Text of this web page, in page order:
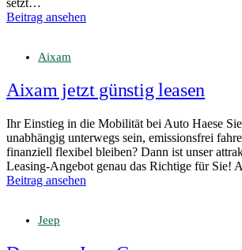
setzt…
Beitrag ansehen
Aixam
Aixam jetzt günstig leasen
Ihr Einstieg in die Mobilität bei Auto Haese
unabhängig unterwegs sein, emissionsfrei
finanziell flexibel bleiben? Dann ist unser
Leasing-Angebot genau das Richtige für Sie!
Beitrag ansehen
Jeep